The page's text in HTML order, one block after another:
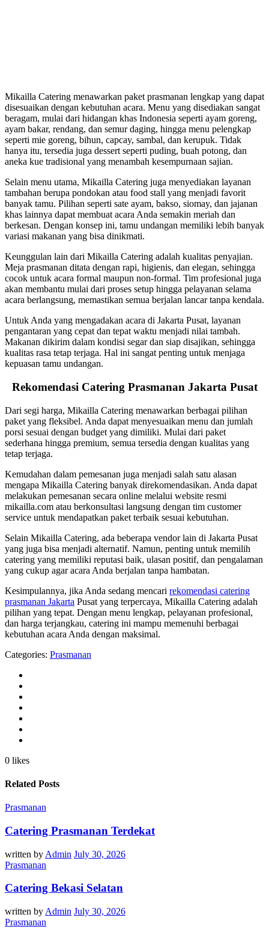
Mikailla Catering menawarkan paket prasmanan lengkap yang dapat
disesuaikan dengan kebutuhan acara. Menu yang disediakan sangat
beragam, mulai dari hidangan khas Indonesia seperti ayam goreng,
ayam bakar, rendang, dan semur daging, hingga menu pelengkap
seperti mie goreng, bihun, capcay, sambal, dan kerupuk. Tidak
hanya itu, tersedia juga dessert seperti puding, buah potong, dan
aneka kue tradisional yang menambah kesempurnaan sajian.
Selain menu utama, Mikailla Catering juga menyediakan layanan
tambahan berupa pondokan atau food stall yang menjadi favorit
banyak tamu. Pilihan seperti sate ayam, bakso, siomay, dan jajanan
khas lainnya dapat membuat acara Anda semakin meriah dan
berkesan. Dengan konsep ini, tamu undangan memiliki lebih banyak
variasi makanan yang bisa dinikmati.
Keunggulan lain dari Mikailla Catering adalah kualitas penyajian.
Meja prasmanan ditata dengan rapi, higienis, dan elegan, sehingga
cocok untuk acara formal maupun non-formal. Tim profesional juga
akan membantu mulai dari proses setup hingga pelayanan selama
acara berlangsung, memastikan semua berjalan lancar tanpa kendala.
Untuk Anda yang mengadakan acara di Jakarta Pusat, layanan
pengantaran yang cepat dan tepat waktu menjadi nilai tambah.
Makanan dikirim dalam kondisi segar dan siap disajikan, sehingga
kualitas rasa tetap terjaga. Hal ini sangat penting untuk menjaga
kepuasan tamu undangan.
Rekomendasi Catering Prasmanan Jakarta Pusat
Dari segi harga, Mikailla Catering menawarkan berbagai pilihan
paket yang fleksibel. Anda dapat menyesuaikan menu dan jumlah
porsi sesuai dengan budget yang dimiliki. Mulai dari paket
sederhana hingga premium, semua tersedia dengan kualitas yang
tetap terjaga.
Kemudahan dalam pemesanan juga menjadi salah satu alasan
mengapa Mikailla Catering banyak direkomendasikan. Anda dapat
melakukan pemesanan secara online melalui website resmi
mikailla.com atau berkonsultasi langsung dengan tim customer
service untuk mendapatkan paket terbaik sesuai kebutuhan.
Selain Mikailla Catering, ada beberapa vendor lain di Jakarta Pusat
yang juga bisa menjadi alternatif. Namun, penting untuk memilih
catering yang memiliki reputasi baik, ulasan positif, dan pengalaman
yang cukup agar acara Anda berjalan tanpa hambatan.
Kesimpulannya, jika Anda sedang mencari rekomendasi catering
prasmanan Jakarta Pusat yang terpercaya, Mikailla Catering adalah
pilihan yang tepat. Dengan menu lengkap, pelayanan profesional,
dan harga terjangkau, catering ini mampu memenuhi berbagai
kebutuhan acara Anda dengan maksimal.
Categories: Prasmanan
0 likes
Related Posts
Prasmanan
Catering Prasmanan Terdekat
written by Admin July 30, 2026
Prasmanan
Catering Bekasi Selatan
written by Admin July 30, 2026
Prasmanan